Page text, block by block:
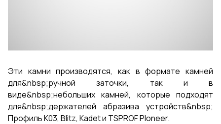
Эти камни производятся, как в формате камней
для&nbsp;ручной заточки, так и в
виде&nbsp;небольших камней, которые подходят
для&nbsp;держателей абразива устройств&nbsp;
Профиль К03, Blitz, Kadet и TSPROF PIoneer.